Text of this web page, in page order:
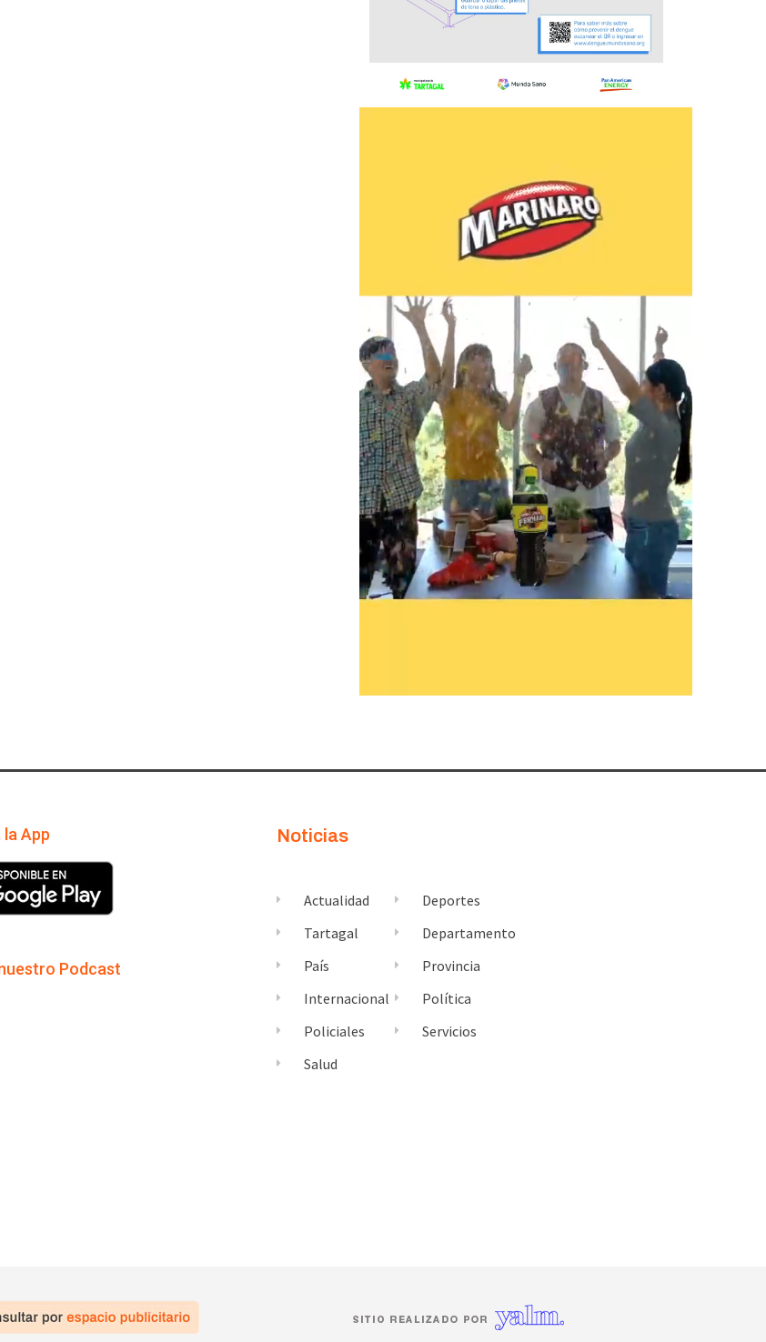
la App
Podcast
Noticias
Actualidad
Tartagal
País
Internacional
Policiales
Salud
Deportes
Departamento
Provincia
Política
Servicios